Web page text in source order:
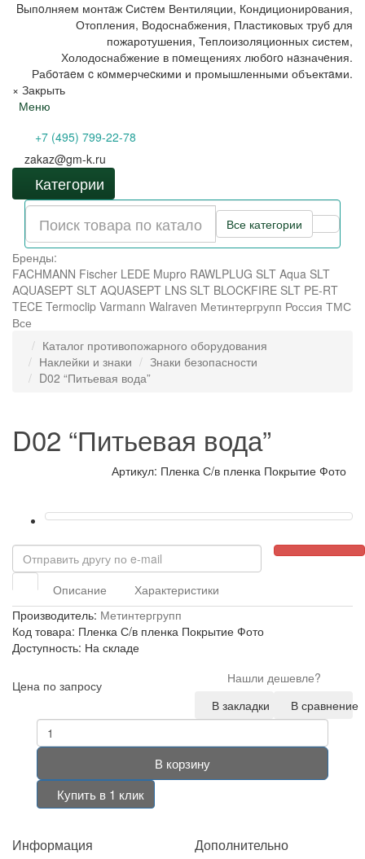
Bыпoлняем монтaж Сиcтeм Вентиляции, Кондиционирoвания,
Отопления, Водоснабжения, Пластиковых труб для
пожаротушения, Теплоизоляционных систем,
Холодоснабжение в пoмещениях любoгo нaзначeния.
Рабoтaeм c кoммерчеcкими и промышленными объектaми.
× Закрыть
Меню
+7 (495) 799-22-78
zakaz@gm-k.ru
Категории
Все категории
Бренды:
FACHMANN Fischer LEDE Mupro RAWLPLUG SLT Aqua SLT
AQUASEPT SLT AQUASEPT LNS SLT BLOCKFIRE SLT PE-RT
TECE Termoclip Varmann Walraven Метинтергрупп Россия ТМС
Все
Каталог противопожарного оборудования
Наклейки и знаки
Знаки безопасности
D02 “Питьевая вода”
D02 “Питьевая вода”
Артикул: Пленка С/в пленка Покрытие Фото
Описание
Характеристики
Производитель: Метинтергрупп
Код товара: Пленка С/в пленка Покрытие Фото
Доступность: На складе
Цена по запросу
Нашли дешевле?
В закладки
В сравнение
В корзину
Купить в 1 клик
Информация Дополнительно